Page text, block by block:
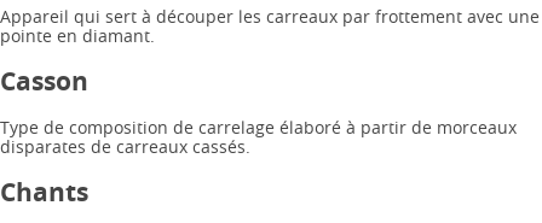
Appareil qui sert à découper les carreaux par frottement avec une
pointe en diamant.
Casson
Type de composition de carrelage élaboré à partir de morceaux
disparates de carreaux cassés.
Chants